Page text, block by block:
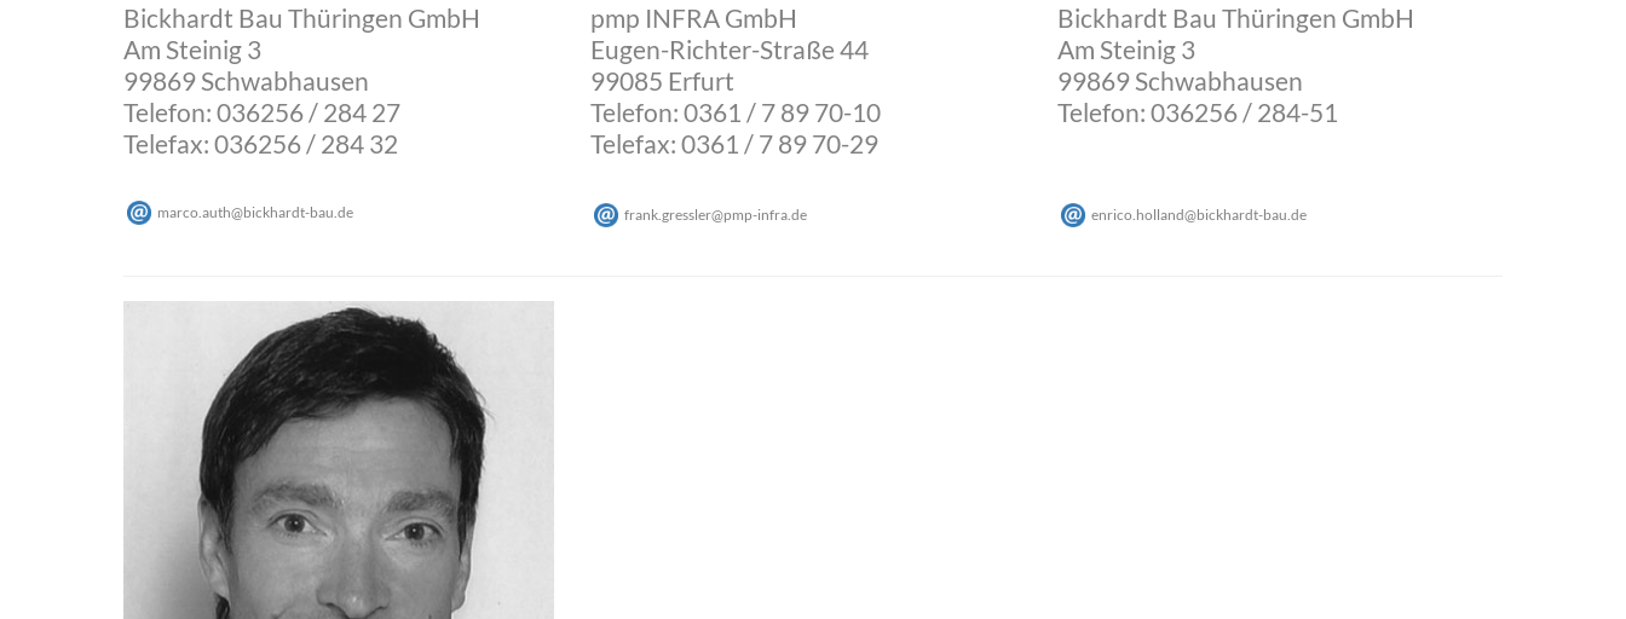
Bickhardt Bau Thüringen GmbH
Am Steinig 3
99869 Schwabhausen
Telefon: 036256 / 284 27
Telefax: 036256 / 284 32
marco.auth@bickhardt-bau de
pmp INFRA GmbH
Eugen-Richter-Straße 44
99085 Erfurt
Telefon: 0361 / 7 89 70-10
Telefax: 0361 / 7 89 70-29
frank.gressler@pmp-infra .de
Bickhardt Bau Thüringen GmbH
Am Steinig 3
99869 Schwabhausen
Telefon: 036256 / 284-51
enrico.holland@bickhardt-bau .de